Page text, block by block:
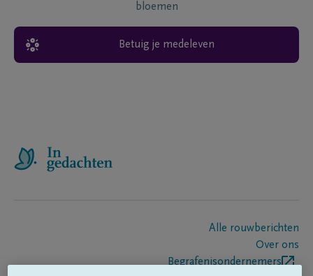
bloemen
Betuig je medeleven
Alle rouwberichten
Over ons
Begrafenisondernemers